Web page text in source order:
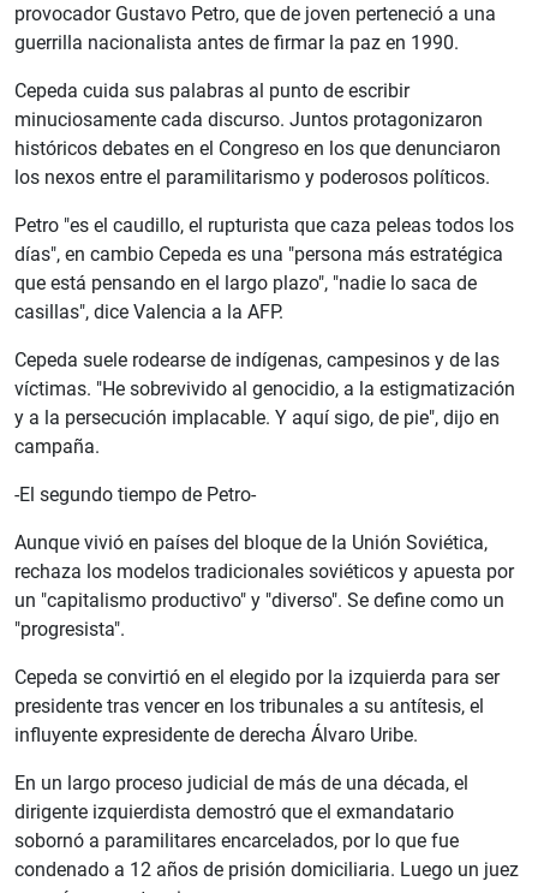
provocador Gustavo Petro, que de joven perteneció a una
guerrilla nacionalista antes de firmar la paz en 1990.
Cepeda cuida sus palabras al punto de escribir
minuciosamente cada discurso. Juntos protagonizaron
históricos debates en el Congreso en los que denunciaron
los nexos entre el paramilitarismo y poderosos políticos.
Petro "es el caudillo, el rupturista que caza peleas todos los
días", en cambio Cepeda es una "persona más estratégica
que está pensando en el largo plazo", "nadie lo saca de
casillas", dice Valencia a la AFP.
Cepeda suele rodearse de indígenas, campesinos y de las
víctimas. "He sobrevivido al genocidio, a la estigmatización
y a la persecución implacable. Y aquí sigo, de pie", dijo en
campaña.
-El segundo tiempo de Petro-
Aunque vivió en países del bloque de la Unión Soviética,
rechaza los modelos tradicionales soviéticos y apuesta por
un "capitalismo productivo" y "diverso". Se define como un
"progresista".
Cepeda se convirtió en el elegido por la izquierda para ser
presidente tras vencer en los tribunales a su antítesis, el
influyente expresidente de derecha Álvaro Uribe.
En un largo proceso judicial de más de una década, el
dirigente izquierdista demostró que el exmandatario
sobornó a paramilitares encarcelados, por lo que fue
condenado a 12 años de prisión domiciliaria. Luego un juez